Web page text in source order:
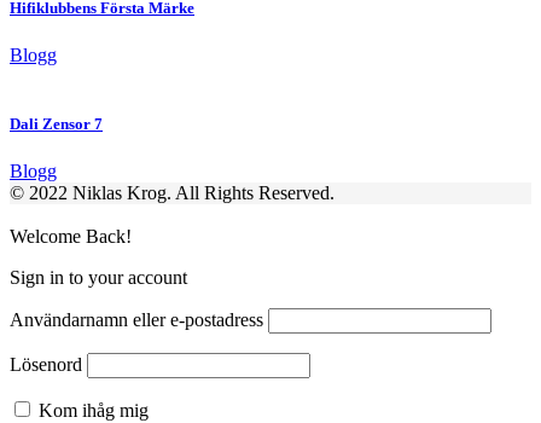
Hifiklubbens Första Märke
Blogg
Dali Zensor 7
Blogg
© 2022 Niklas Krog. All Rights Reserved.
Welcome Back!
Sign in to your account
Användarnamn eller e-postadress
Lösenord
Kom ihåg mig